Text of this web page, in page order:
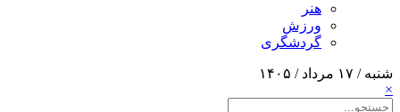
هنر
ورزش
گردشگری
شنبه / ۱۷ مرداد / ۱۴۰۵
×